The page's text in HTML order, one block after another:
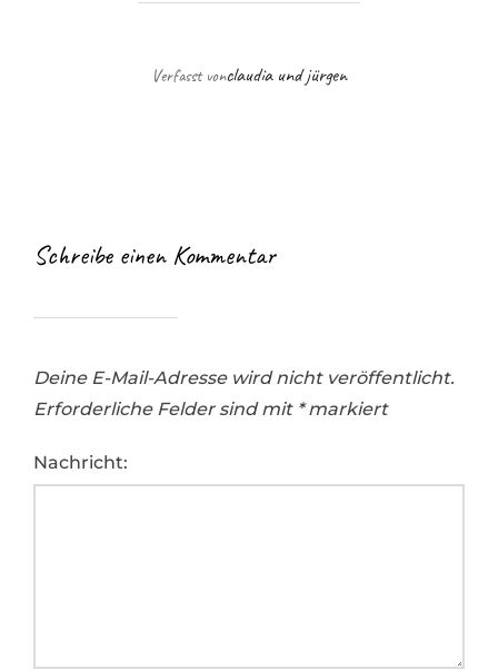
BEITRAGSAUTOR
Verfasst vonclaudia und jürgen
Schreibe einen Kommentar
Deine E-Mail-Adresse wird nicht veröffentlicht.
Erforderliche Felder sind mit *markiert
Nachricht: